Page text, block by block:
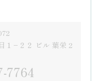
１−２２ ビル 葉栄 2
7764